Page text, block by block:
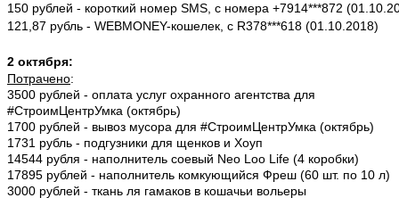
150 рублей - короткий номер SMS, с номера +7914***872
121,87 рубль - WEBMONEY-кошелек, c R378***618 (01.10.2018)
2 октября:
Потрачено:
3500 рублей - оплата услуг охранного агентства для
#СтроимЦентрУмка (октябрь)
1700 рублей - вывоз мусора для #СтроимЦентрУмка (октябрь)
1731 рубль - подгузники для щенков и Хоуп
14544 рубля - наполнитель соевый Neo Loo Life (4 коробки)
17895 рублей - наполнитель комкующийся Фреш (60 шт. по 10 л)
3000 рублей - ткань ля гамаков в кошачьи вольеры